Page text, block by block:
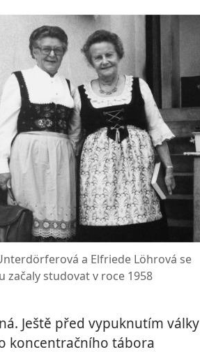
a Elfriede Löhrová se
začaly studovat v roce 1958
Ještě před vypuknutím války
koncentračního tábora